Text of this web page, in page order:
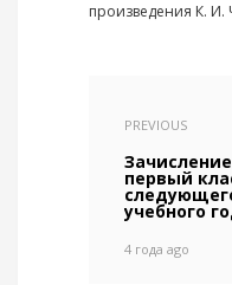
произведения К. И.
PREVIOUS
первый
учебного
4 года ago